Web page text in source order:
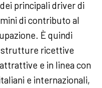
principali driver di
di contributo al
È quindi
strutture ricettive
e in linea con
e internazionali,